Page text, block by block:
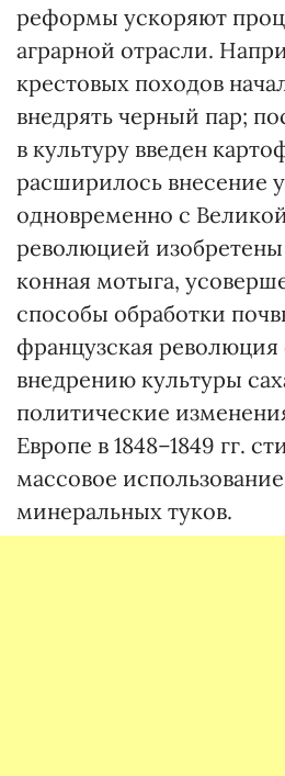
реформы ускоряют
аграрной отрасли.
крестовых походов
внедрять черный пар;
в культуру введен
расширилось внесение
одновременно с
революцией изобретены
конная мотыга,
способы обработки
французская революция
внедрению культуры
политические
Европе в 1848–1849 гг.
массовое
минеральных туков.